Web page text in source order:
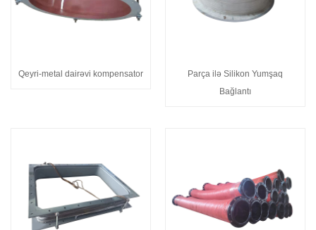
Qeyri-metal dairəvi kompensator
Parça ilə Silikon Yumşaq
Bağlantı